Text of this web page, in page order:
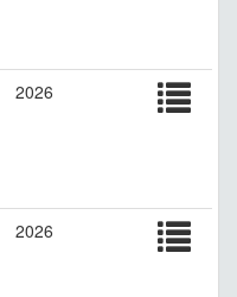
2026
2026